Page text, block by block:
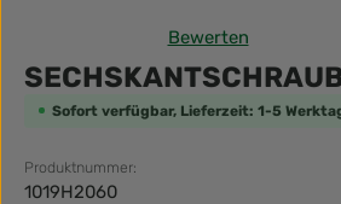
Durchschnittliche Bewertung von 0
Bewerten
Sofort verfügbar, Lieferzeit: 1-5
Produktnummer:
1019H2060